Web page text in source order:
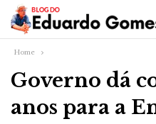
Home
Governo dá
anos para a